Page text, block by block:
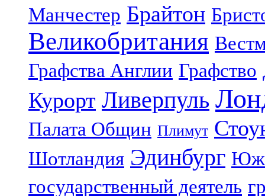
Манчестер Брайтон
Великобритания
Графства Англии Графство
Курорт Ливерпуль
Палата Общин Плимут
Шотландия Эдинбург
государственный деятель